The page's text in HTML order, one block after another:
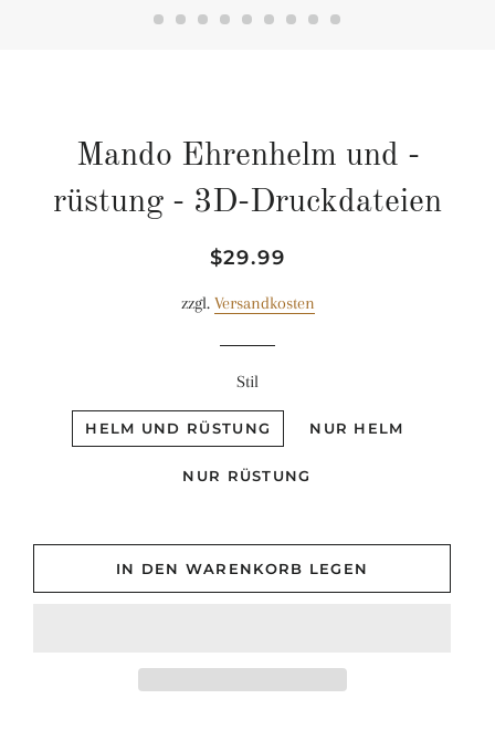
Mando Ehrenhelm und -
rüstung - 3D-Druckdateien
Normaler
Sonderpreis
$29.99
zzgl. Versandkosten
Stil
HELM UND RÜSTUNG NUR HELM
NUR RÜSTUNG
IN DEN WARENKORB LEGEN